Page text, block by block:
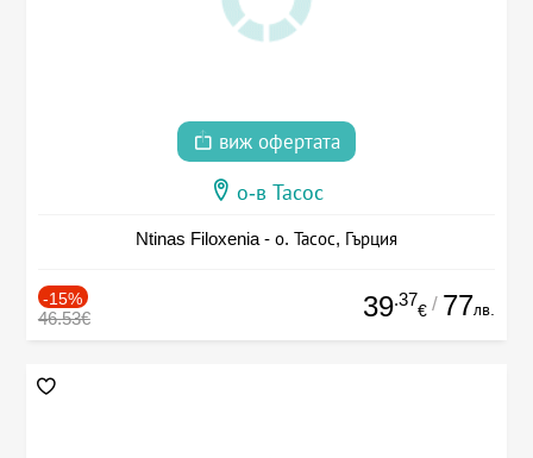
виж офертата
о-в Тасос
Ntinas Filoxenia - о. Тасос, Гърция
-15%
46.53€ 39.37
€ / 77лв.